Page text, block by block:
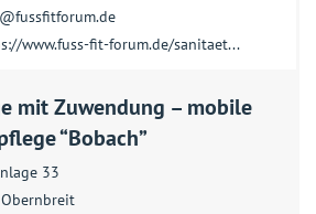
www.fuss-fit-forum.de/sanitaet...
mit Zuwendung – mobile
“Bobach”
33